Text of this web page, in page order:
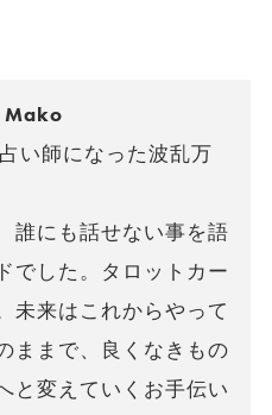
Mako
い師になった波乱万
誰にも話せない事を語
でした。タロットカー
未来はこれからやって
ままで、良くなきもの
と変えていくお手伝い